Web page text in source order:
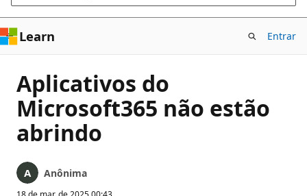
Learn Entrar
Aplicativos do
Microsoft365 não estão
abrindo
Anônima